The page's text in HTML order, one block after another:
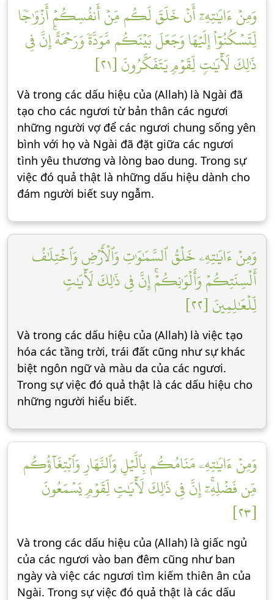
وَمِنۡ ءَايَٰتِهِۦٓ أَنۡ خَلَقَ لَكُم مِّنۡ أَنفُسِكُمۡ أَزۡوَٰجٗا
لِّتَسۡكُنُوٓاْ إِلَيۡهَا وَجَعَلَ بَيۡنَكُم مَّوَدَّةٗ وَرَحۡمَةًۚ إِنَّ فِي
ذَٰلِكَ لَأٓيَٰتٖ لِّقَوۡمٖ يَتَفَكَّرُونَ [٢١]
Và trong các dấu hiệu của (Allah) là Ngài đã
tạo cho các ngươi từ bản thân các ngươi
những người vợ để các ngươi chung sống yên
bình với họ và Ngài đã đặt giữa các ngươi
tình yêu thương và lòng bao dung. Trong sự
việc đó quả thật là những dấu hiệu dành cho
đám người biết suy ngẫm.
وَمِنۡ ءَايَٰتِهِۦ خَلۡقُ ٱلسَّمَٰوَٰتِ وَٱلۡأَرۡضِ وَٱخۡتِلَٰفُ
أَلۡسِنَتِكُمۡ وَأَلۡوَٰنِكُمۡۚ إِنَّ فِي ذَٰلِكَ لَأٓيَٰتٖ
لِّلۡعَٰلِمِينَ [٢٢]
Và trong các dấu hiệu của (Allah) là việc tạo
hóa các tầng trời, trái đất cũng như sự khác
biệt ngôn ngữ và màu da của các ngươi.
Trong sự việc đó quả thật là các dấu hiệu cho
những người hiểu biết.
وَمِنۡ ءَايَٰتِهِۦ مَنَامُكُم بِٱلَّيۡلِ وَٱلنَّهَارِ وَٱبۡتِغَآؤُكُم
مِّن فَضۡلِهِۦٓۚ إِنَّ فِي ذَٰلِكَ لَأٓيَٰتٖ لِّقَوۡمٖ يَسۡمَعُونَ
[٢٣]
Và trong các dấu hiệu của (Allah) là giấc ngủ
của các ngươi vào ban đêm cũng như ban
ngày và việc các ngươi tìm kiếm thiên ân của
Ngài. Trong sự việc đó quả thật là các dấu